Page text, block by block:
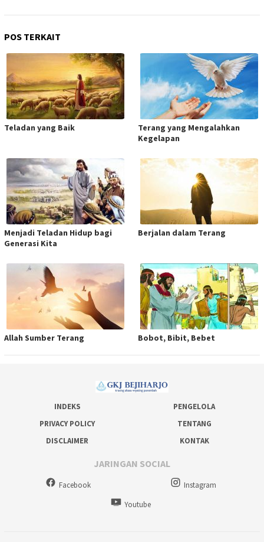
POS TERKAIT
Teladan yang Baik
Terang yang Mengalahkan
Kegelapan
Menjadi Teladan Hidup bagi
Generasi Kita
Berjalan dalam Terang
Allah Sumber Terang Bobot, Bibit, Bebet
INDEKS
PENGELOLA
PRIVACY POLICY
TENTANG
DISCLAIMER
KONTAK
JARINGAN SOCIAL
Facebook
Instagram
Youtube